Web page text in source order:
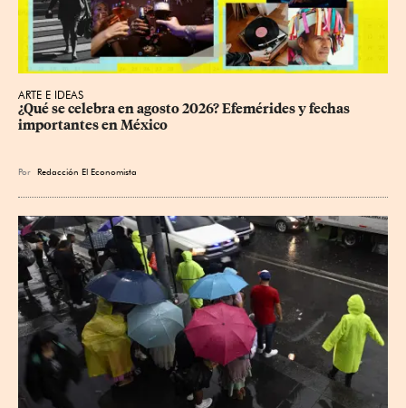
ARTE E IDEAS
¿Qué se celebra en agosto 2026? Efemérides y fechas
importantes en México
Por Redacción El Economista